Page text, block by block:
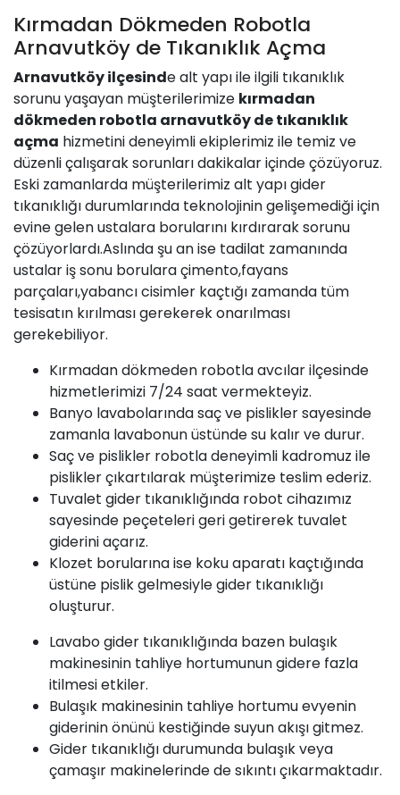
Kırmadan Dökmeden Robotla
Arnavutköy de Tıkanıklık Açma
Arnavutköy ilçesinde alt yapı ile ilgili tıkanıklık
sorunu yaşayan müşterilerimize kırmadan
dökmeden robotla arnavutköy de tıkanıklık
açma hizmetini deneyimli ekiplerimiz ile temiz ve
düzenli çalışarak sorunları dakikalar içinde çözüyoruz.
Eski zamanlarda müşterilerimiz alt yapı gider
tıkanıklığı durumlarında teknolojinin gelişemediği için
evine gelen ustalara borularını kırdırarak sorunu
çözüyorlardı.Aslında şu an ise tadilat zamanında
ustalar iş sonu borulara çimento,fayans
parçaları,yabancı cisimler kaçtığı zamanda tüm
tesisatın kırılması gerekerek onarılması
gerekebiliyor.
Kırmadan dökmeden robotla avcılar ilçesinde
hizmetlerimizi 7/24 saat vermekteyiz.
Banyo lavabolarında saç ve pislikler sayesinde
zamanla lavabonun üstünde su kalır ve durur.
Saç ve pislikler robotla deneyimli kadromuz ile
pislikler çıkartılarak müşterimize teslim ederiz.
Tuvalet gider tıkanıklığında robot cihazımız
sayesinde peçeteleri geri getirerek tuvalet
giderini açarız.
Klozet borularına ise koku aparatı kaçtığında
üstüne pislik gelmesiyle gider tıkanıklığı
oluşturur.
Lavabo gider tıkanıklığında bazen bulaşık
makinesinin tahliye hortumunun gidere fazla
itilmesi etkiler.
Bulaşık makinesinin tahliye hortumu evyenin
giderinin önünü kestiğinde suyun akışı gitmez.
Gider tıkanıklığı durumunda bulaşık veya
çamaşır makinelerinde de sıkıntı çıkarmaktadır.